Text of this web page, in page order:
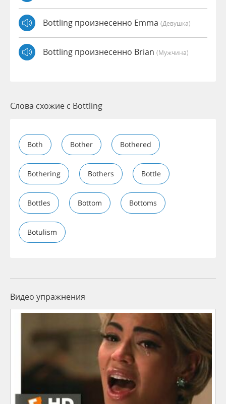
Bottling произнесенно Emma (девушка)
Bottling произнесенно Brian (мужчина)
Слова схожие с Bottling
Both Bother Bothered
Bothering Bothers Bottle
Bottles Bottom Bottoms
Botulism
Видео упражнения